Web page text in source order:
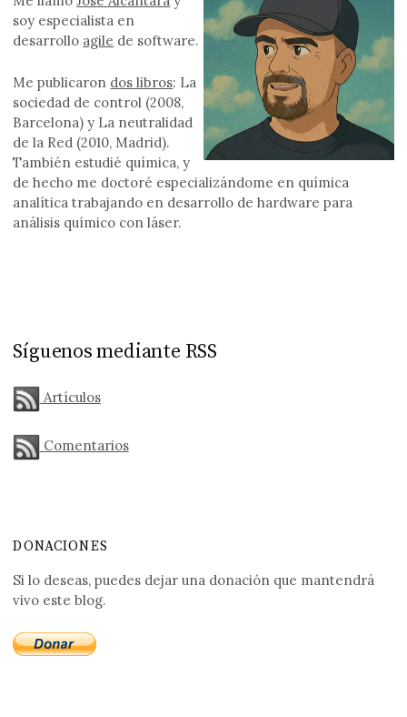
soy especialista en
desarrollo agile de software.
Me publicaron dos libros: La
sociedad de control (2008,
Barcelona) y La neutralidad
de la Red (2010, Madrid).
También estudié química, y
de hecho me doctoré especializándome en química
analítica trabajando en desarrollo de hardware para
análisis químico con láser.
Síguenos mediante RSS
Artículos
Comentarios
DONACIONES
Si lo deseas, puedes dejar una donación que mantendrá
vivo este blog.